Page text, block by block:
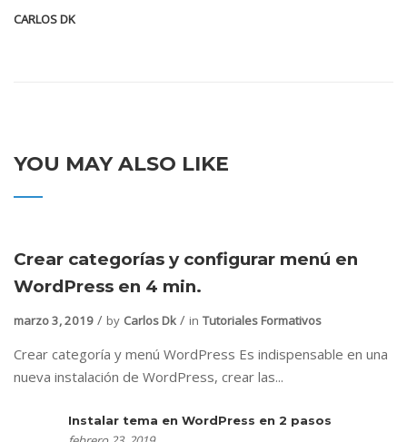
CARLOS DK
YOU MAY ALSO LIKE
Crear categorías y configurar menú en
WordPress en 4 min.
marzo 3, 2019 by Carlos Dk in Tutoriales Formativos
Crear categoría y menú WordPress Es indispensable en una
nueva instalación de WordPress, crear las...
Instalar tema en WordPress en 2 pasos